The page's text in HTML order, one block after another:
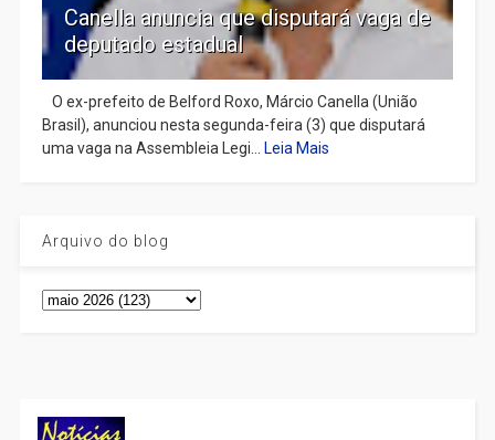
Canella anuncia que disputará vaga de
deputado estadual
​ O ex-prefeito de Belford Roxo, Márcio Canella (União
Brasil), anunciou nesta segunda-feira (3) que disputará
uma vaga na Assembleia Legi...
Leia Mais
Arquivo do blog